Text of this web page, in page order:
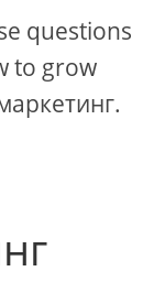
questions
to grow